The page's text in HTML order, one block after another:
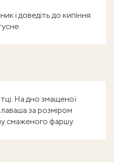
і доведіть до кипіння.
На дно змащеної
за розміром
смаженого фаршу.